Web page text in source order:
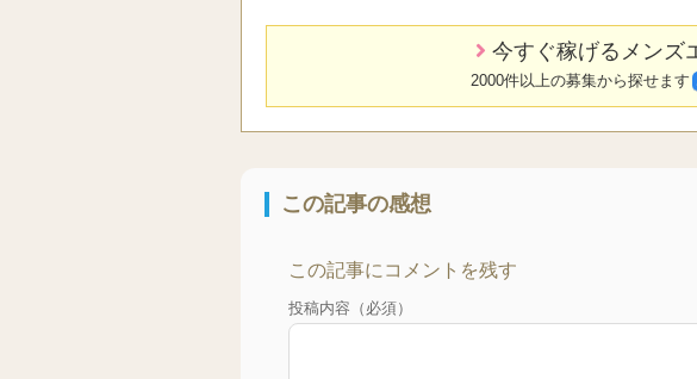
今すぐ稼げるメンズ
2000件以上の募集から探せます
この記事の感想
この記事にコメントを残す
投稿内容（必須）